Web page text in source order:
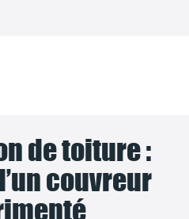
de toiture :
couvreur